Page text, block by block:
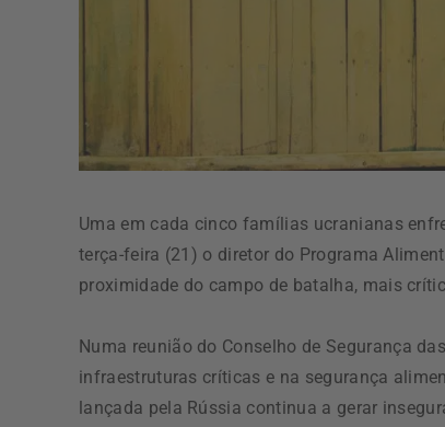
Uma em cada cinco famílias ucranianas
terça-feira (21) o diretor do Programa
proximidade do campo de batalha, mais
Numa reunião do Conselho de Segurança
infraestruturas críticas e na segurança
lançada pela Rússia continua a gerar